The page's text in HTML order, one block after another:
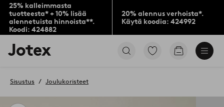
25% kalleimmasta
tuotteesta* + 10% lisää
alennetuista hinnoista**.
Koodi: 424882
20% alennus verhoista*.
Käytä koodia: 424992
Jotex-
logo
aloitussivulle
Siirry
Siirry
Sisustus Joulukoristeet